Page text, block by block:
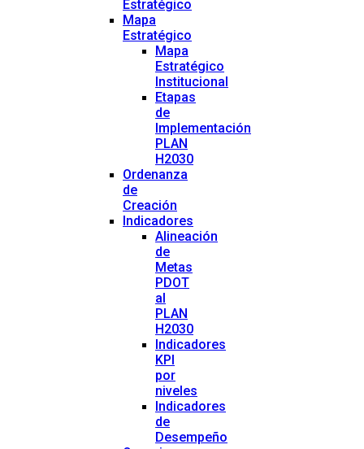
Estratégico
Mapa
Estratégico
Mapa
Estratégico
Institucional
Etapas
de
Implementación
PLAN
H2030
Ordenanza
de
Creación
Indicadores
Alineación
de
Metas
PDOT
al
PLAN
H2030
Indicadores
KPI
por
niveles
Indicadores
de
Desempeño